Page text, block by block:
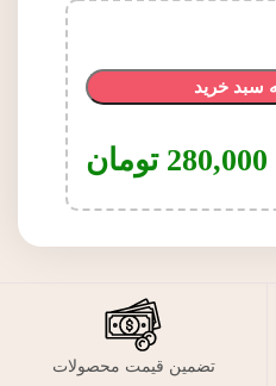
سبد خرید
280,000 تومان
تضمین قیمت محصولات